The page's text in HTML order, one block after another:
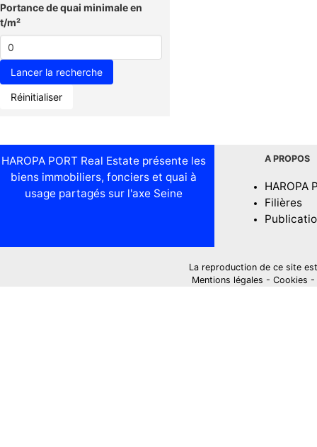
Portance de quai minimale en
t/m²
Réinitialiser
HAROPA PORT Real Estate présente les
biens immobiliers, fonciers et quai à
usage partagés sur l'axe Seine
A PROPOS
HAROPA
Filières
La reproduction de ce site
Mentions légales - Cookies -